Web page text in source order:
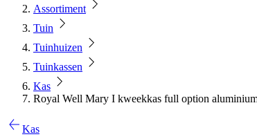
Assortiment
Tuin
Tuinhuizen
Tuinkassen
Kas
Royal Well Mary I kweekkas full option
Kas